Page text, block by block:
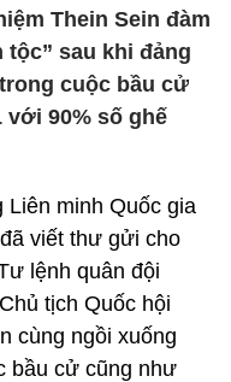
Thein Sein đàm
tộc” sau khi đảng
cuộc bầu cử
với 90% số ghế
Liên minh Quốc gia
viết thư gửi cho
lệnh quân đội
tịch Quốc hội
cùng ngồi xuống
bầu cử cũng như